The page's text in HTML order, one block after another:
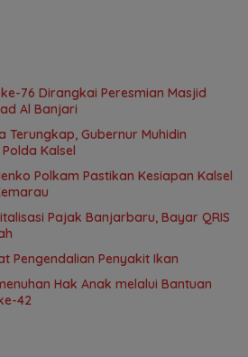
76 Dirangkai Peresmian Masjid
Al Banjari
Terungkap, Gubernur Muhidin
Kalsel
Polkam Pastikan Kesiapan Kalsel
Pajak Banjarbaru, Bayar QRIS
Pengendalian Penyakit Ikan
Hak Anak melalui Bantuan
42